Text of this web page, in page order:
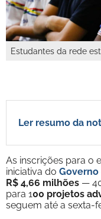
Estudantes da rede
Ler resumo da
As inscrições para o
iniciativa do
R$ 4,66 milhões —
para 100 projetos
seguem até a sexta-